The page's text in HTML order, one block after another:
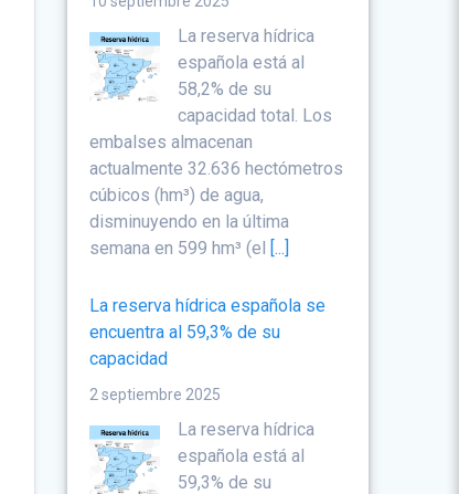
La reserva hídrica
española está al
58,2% de su
capacidad total. Los
embalses almacenan
actualmente 32.636 hectómetros
cúbicos (hm³) de agua,
disminuyendo en la última
semana en 599 hm³ (el [...]
La reserva hídrica española se
encuentra al 59,3% de su
capacidad
2 septiembre 2025
La reserva hídrica
española está al
59,3% de su